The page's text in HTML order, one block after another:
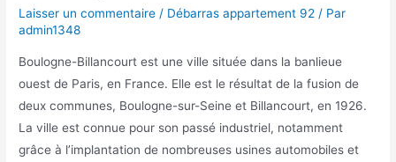
Laisser un commentaire / Débarras appartement 92 / Par
admin1348
Boulogne-Billancourt est une ville située dans la banlieue
ouest de Paris, en France. Elle est le résultat de la fusion de
deux communes, Boulogne-sur-Seine et Billancourt, en 1926.
La ville est connue pour son passé industriel, notamment
grâce à l’implantation de nombreuses usines automobiles et